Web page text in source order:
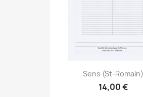
Sens (St-Romain)
14,00 €